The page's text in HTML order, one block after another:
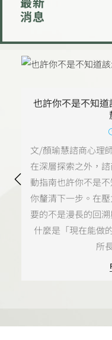
消息
也許你不是不知
文/顏瑜慧諮商心
在深層探索之外，
動指南也許你不是
你釐清下一步。在
要的不是漫長的回
什麼是「現在能做
所